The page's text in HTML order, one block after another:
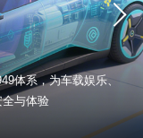
体系，为车载娱乐、
与体验